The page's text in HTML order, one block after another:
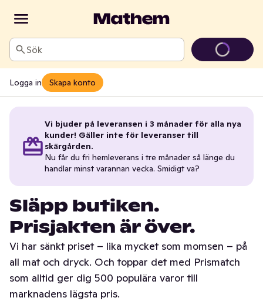
Sök
Logga in Skapa konto
Vi bjuder på leveransen i 3 månader för alla nya
kunder! Gäller inte för leveranser till
skärgården.
Nu får du fri hemleverans i tre månader så länge du
handlar minst varannan vecka. Smidigt va?
Släpp butiken.
Prisjakten är över.
Vi har sänkt priset – lika mycket som momsen – på
all mat och dryck. Och toppar det med Prismatch
som alltid ger dig 500 populära varor till
marknadens lägsta pris.